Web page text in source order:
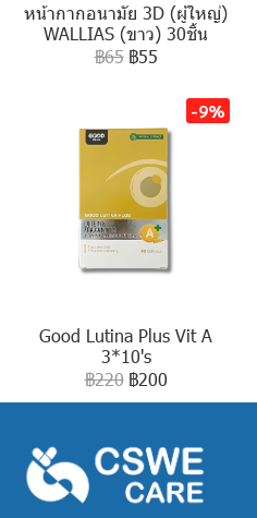
หน้ากากอนามัย 3D (ผู้ใหญ่)
WALLIAS (ขาว) 30ชิ้น
฿65 ฿55
-9%
Good Lutina Plus Vit A
3*10's
฿220 ฿200